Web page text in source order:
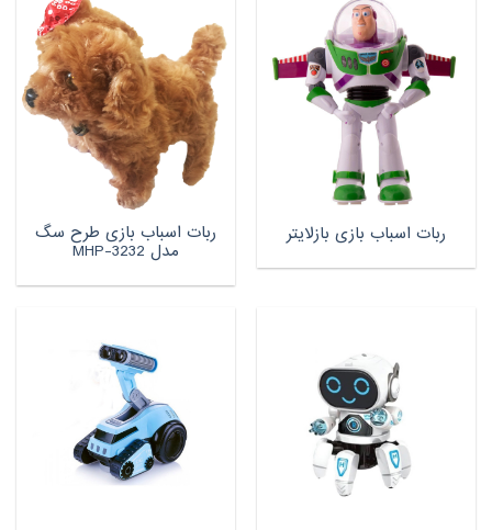
ربات اسباب بازی بازلایتر ربات اسباب بازی طرح سگ
مدل MHP-3232